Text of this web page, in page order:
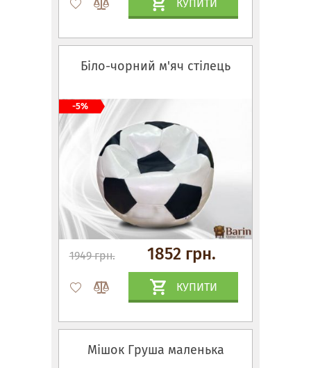
КУПИТИ
Біло-чорний м'яч стілець
1949 грн. 1852 грн.
КУПИТИ
-5%
Мішок Груша маленька